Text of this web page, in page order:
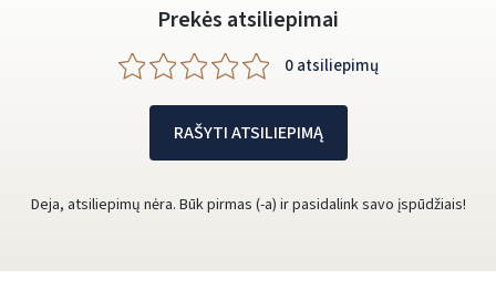
Prekės atsiliepimai
0 atsiliepimų
RAŠYTI ATSILIEPIMĄ
Deja, atsiliepimų nėra. Būk pirmas (-a) ir pasidalink savo įspūdžiais!